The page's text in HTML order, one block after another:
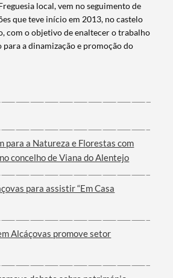
local, vem no seguimento de
que teve início em 2013, no castelo
com o objetivo de enaltecer o trabalho
a dinamização e promoção do
para a Natureza e Florestas com
concelho de Viana do Alentejo
para assistir “Em Casa
Alcáçovas promove setor